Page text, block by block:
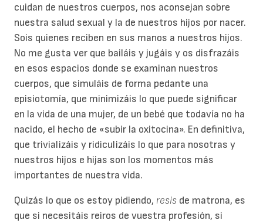
cuidan de nuestros cuerpos, nos aconsejan sobre
nuestra salud sexual y la de nuestros hijos por nacer.
Sois quienes reciben en sus manos a nuestros hijos.
No me gusta ver que bailáis y jugáis y os disfrazáis
en esos espacios donde se examinan nuestros
cuerpos, que simuláis de forma pedante una
episiotomía, que minimizáis lo que puede significar
en la vida de una mujer, de un bebé que todavía no ha
nacido, el hecho de «subir la oxitocina». En definitiva,
que trivializáis y ridiculizáis lo que para nosotras y
nuestros hijos e hijas son los momentos más
importantes de nuestra vida.
Quizás lo que os estoy pidiendo, resis de matrona, es
que si necesitáis reiros de vuestra profesión, si